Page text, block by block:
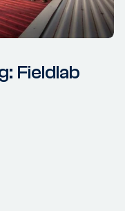
Fieldlab